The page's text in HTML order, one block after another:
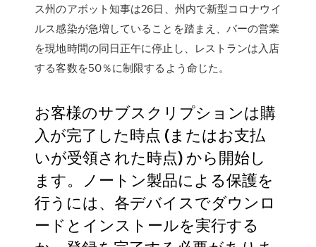
ス州のアボット知事は26日、州内で新型コロナウイ
ルス感染が急増していることを踏まえ、バーの営業
を現地時間の同日正午に停止し、レストランは入店
する客数を50％に制限するよう命じた。
お客様のサブスクリプションは購
入が完了した時点 (またはお支払
いが受領された時点) から開始し
ます。ノートン製品による保護を
行うには、各デバイスでダウンロ
ードとインストールを実行する